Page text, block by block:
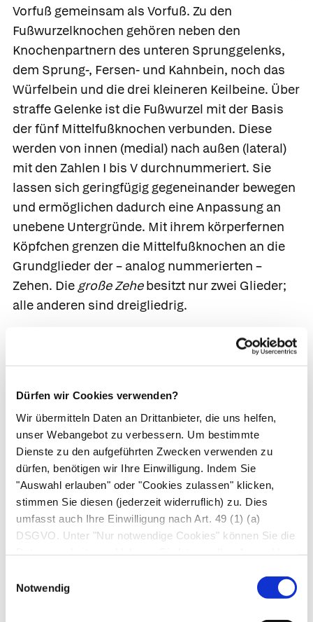
Dürfen wir Cookies verwenden?
Wir übermitteln Daten an Drittanbieter, die uns helfen,
unser Webangebot zu verbessern. Um bestimmte
Dienste zu den aufgeführten Zwecken verwenden zu
dürfen, benötigen wir Ihre Einwilligung. Indem Sie
"Auswahl erlauben" oder "Cookies zulassen" klicken,
stimmen Sie diesen (jederzeit widerruflich) zu. Dies
umfasst auch Ihre Einwilligung nach Art. 49 (1) (a)
DSGVO. Unter "Nur notwendige Cookies" können Sie die
Notwendig
Vorfuß gemeinsam als Vorfuß. Zu den
Fußwurzelknochen gehören neben den
Knochenpartnern des unteren Sprunggelenks,
dem Sprung-, Fersen- und Kahnbein, noch das
Würfelbein und die drei kleineren Keilbeine. Über
straffe Gelenke ist die Fußwurzel mit der Basis
der fünf Mittelfußknochen verbunden. Diese
werden von innen (medial) nach außen (lateral)
mit den Zahlen I bis V durchnummeriert. Sie
lassen sich geringfügig gegeneinander bewegen
und ermöglichen dadurch eine Anpassung an
unebene Untergründe. Mit ihrem körperfernen
Köpfchen grenzen die Mittelfußknochen an die
Grundglieder der – analog nummerierten –
Zehen. Die große Zehebesitzt nur zwei Glieder;
alle anderen sind dreigliedrig.
Für die Bewegungen des Fußes sind zwei
Gruppen von Muskeln zuständig: Die kurzen
direkt am Fußskelett haben, und die langen
Fußmuskeln, die sich in der Wade befinden und
deren Sehnen im Fuß enden. Unterstützt durch
straffe Bänder stabilisieren sie das Fußskelett
und verspannen es zu einemLängs-und
Quergewölbe.Das Längsgewölbe zeigt am
Innenrand die stärkste Ausprägung; das
Quergewölbe umfasst v. a. den Mittelfuß und die
angrenzenden Keilbeine. Bei einem normal
Körpergewichts über die Ferse auf den Boden